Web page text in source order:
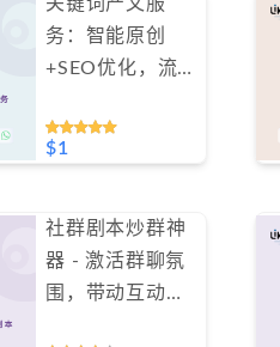
务：智能原创
+SEO优化，流
成！
$1
社群剧本炒群神
器 - 激活群聊氛
围，带动互动，